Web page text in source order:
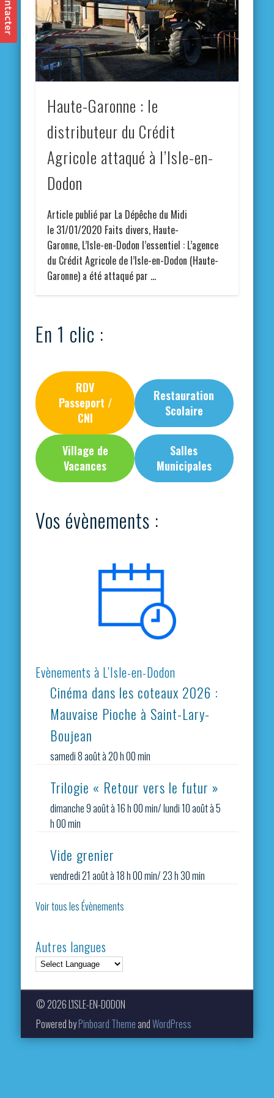
Haute-Garonne : le
distributeur du Crédit
Agricole attaqué à l’Isle-en-
Dodon
Article publié par La Dépêche du Midi
le 31/01/2020 Faits divers, Haute-
Garonne, L’Isle-en-Dodon l’essentiel : L’agence
du Crédit Agricole de l’Isle-en-Dodon (Haute-
Garonne) a été attaqué par …
En 1 clic :
RDV
Passeport /
CNI
Restauration
Scolaire
Village de
Vacances
Salles
Municipales
Vos évènements :
Evènements à L’Isle-en-Dodon
Cinéma dans les coteaux 2026 :
Mauvaise Pioche à Saint-Lary-
Boujean
samedi 8 août à 20 h 00 min
Trilogie « Retour vers le futur »
dimanche 9 août à 16 h 00 min/lundi 10 août à 5
h 00 min
Vide grenier
vendredi 21 août à 18 h 00 min/23 h 30 min
Voir tous les Évènements
Autres langues
© 2026 L'ISLE-EN-DODON
Powered byPinboard Theme andWordPress